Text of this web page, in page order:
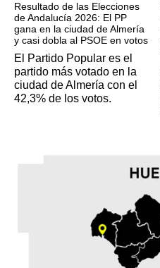
Resultado de las Elecciones
de Andalucía 2026: El PP
gana en la ciudad de Almería
y casi dobla al PSOE en votos
El Partido Popular es el
partido más votado en la
ciudad de Almería con el
42,3% de los votos.